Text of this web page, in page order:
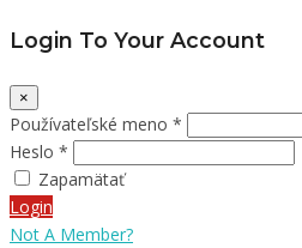
Login To Your Account
×
Používateľské meno *
Heslo *
Zapamätať
Login
Not A Member?